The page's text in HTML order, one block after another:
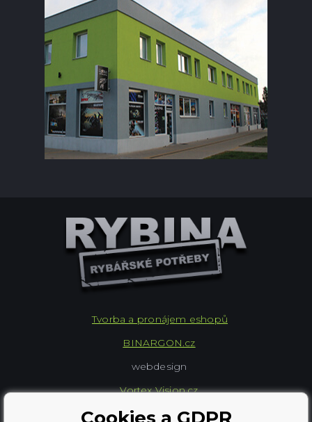
Tvorba a pronájem eshopů
BINARGON.cz
webdesign
Vortex Vision.cz